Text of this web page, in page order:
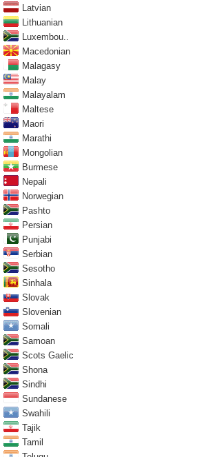
Latvian
Lithuanian
Luxembou..
Macedonian
Malagasy
Malay
Malayalam
Maltese
Maori
Marathi
Mongolian
Burmese
Nepali
Norwegian
Pashto
Persian
Punjabi
Serbian
Sesotho
Sinhala
Slovak
Slovenian
Somali
Samoan
Scots Gaelic
Shona
Sindhi
Sundanese
Swahili
Tajik
Tamil